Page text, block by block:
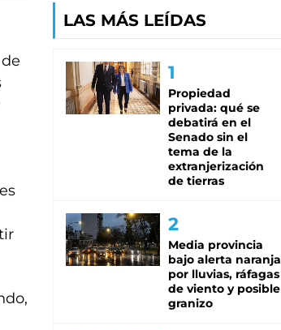
LAS MÁS LEÍDAS
Propiedad
privada: qué se
debatirá en el
Senado sin el
tema de la
extranjerización
de tierras
Media provincia
bajo alerta naranja
por lluvias, ráfagas
de viento y posible
granizo